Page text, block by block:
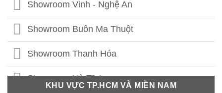
Showroom Thái Bình
Showroom Vĩnh Phúc
Showroom Thái Nguyên
Showroom Vinh - Nghệ An
Showroom Buôn Ma Thuột
Showroom Thanh Hóa
Showroom Hà Tĩnh
KHU VỰC TP.HCM VÀ MIỀN NAM